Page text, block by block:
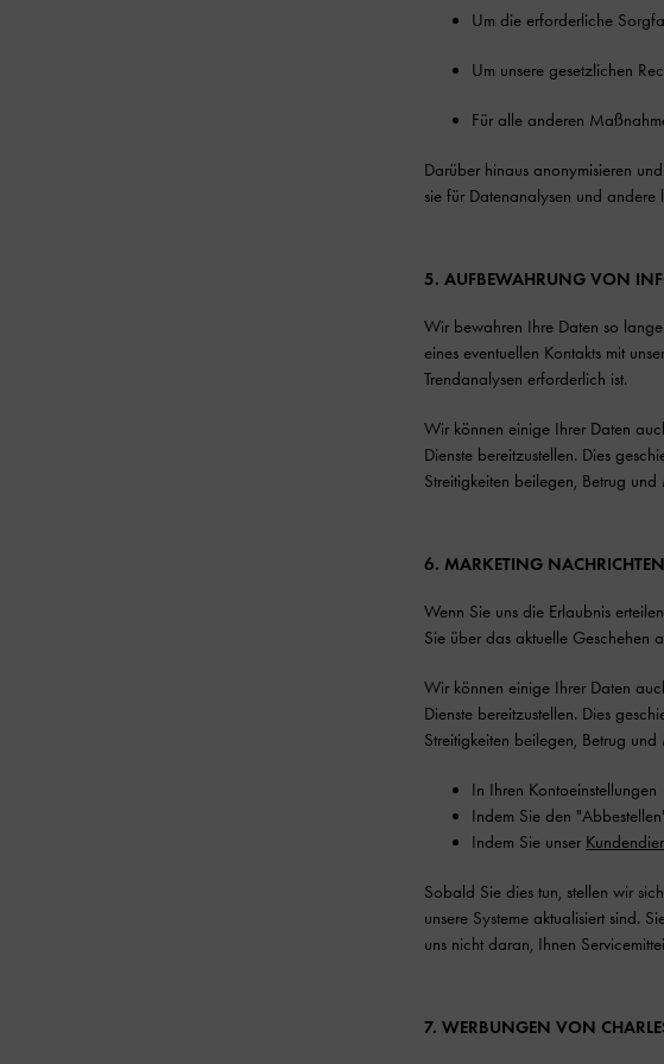
Um die erforderliche
Um unsere gesetzlichen
Für alle anderen
Darüber hinaus anonymisieren
sie für Datenanalysen und andere
5. AUFBEWAHRUNG VON
Wir bewahren Ihre Daten so
eines eventuellen Kontakts mit
Trendanalysen erforderlich ist.
Wir können einige Ihrer Daten
Dienste bereitzustellen. Dies
Streitigkeiten beilegen, Betrug
6. MARKETING NACHRICHTEN
Wenn Sie uns die Erlaubnis
Sie über das aktuelle Geschehen
Wir können einige Ihrer Daten
Dienste bereitzustellen. Dies
Streitigkeiten beilegen, Betrug
In Ihren Kontoeinstellungen
Indem Sie den
Indem Sie unser
Sobald Sie dies tun, stellen wir
unsere Systeme aktualisiert sind.
uns nicht daran, Ihnen
7. WERBUNGEN VON